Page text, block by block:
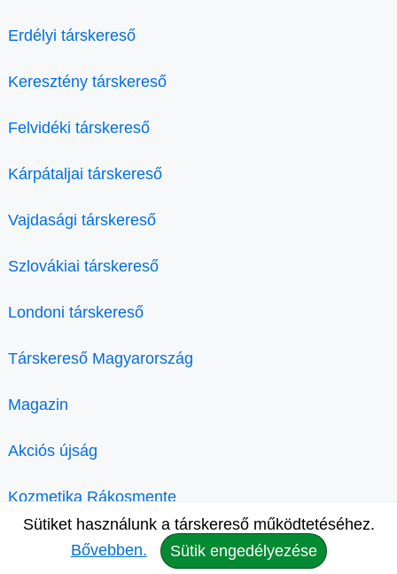
Erdélyi társkereső
Keresztény társkereső
Felvidéki társkereső
Kárpátaljai társkereső
Vajdasági társkereső
Szlovákiai társkereső
Londoni társkereső
Társkereső Magyarország
Magazin
Akciós újság
Kozmetika Rákosmente
Sütiket használunk a társkereső működtetéséhez.
Bővebben.
Sütik engedélyezése